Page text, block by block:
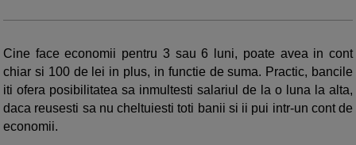
Cine face economii pentru 3 sau 6 luni, poate avea in cont
chiar si 100 de lei in plus, in functie de suma. Practic, bancile
iti ofera posibilitatea sa inmultesti salariul de la o luna la alta,
daca reusesti sa nu cheltuiesti toti banii si ii pui intr-un cont de
economii.